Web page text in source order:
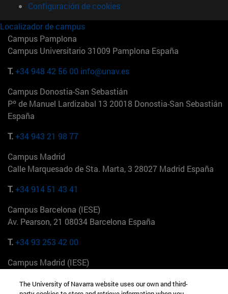
Configuración de cookies
Localizador de campus
Campus Pamplona
Campus Universitario 31009 Pamplona España
T.+34 948 42 56 00 info@unav.es
Campus Donostia-San Sebastián
Pº de Manuel Lardizabal 13 20018 Donostia-San Sebastián
España
T.+34 943 21 98 77
Campus Madrid
Calle Marquesado de Sta. Marta, 3 28027 Madrid España
T.+34 914 51 43 41
Campus Barcelona (IESE)
Av. Pearson, 21 08034 Barcelona España
T.+34 93 253 42 00
Campus Madrid (IESE)
The University of Navarra website uses our own and third-